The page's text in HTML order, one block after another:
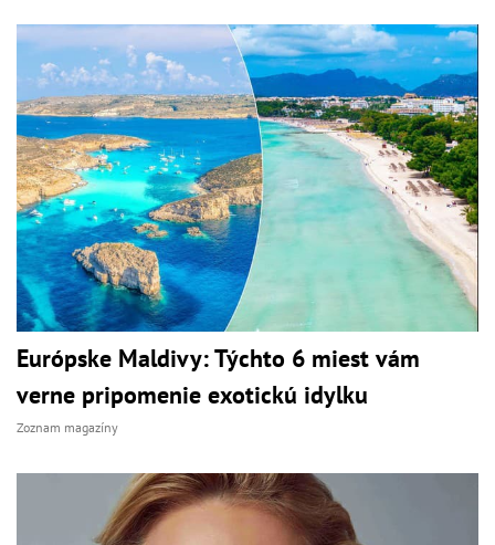
Európske Maldivy: Týchto 6 miest vám
verne pripomenie exotickú idylku
Zoznam magazíny